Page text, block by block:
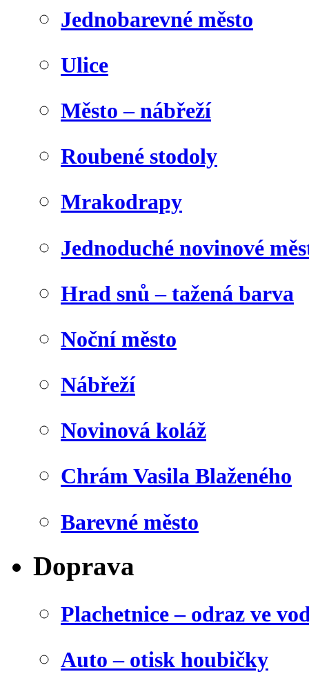
Jednobarevné město
Ulice
Město – nábřeží
Roubené stodoly
Mrakodrapy
Jednoduché novinové
Hrad snů – tažená barva
Noční město
Nábřeží
Novinová koláž
Chrám Vasila Blaženého
Barevné město
Doprava
Plachetnice – odraz ve
Auto – otisk houbičky